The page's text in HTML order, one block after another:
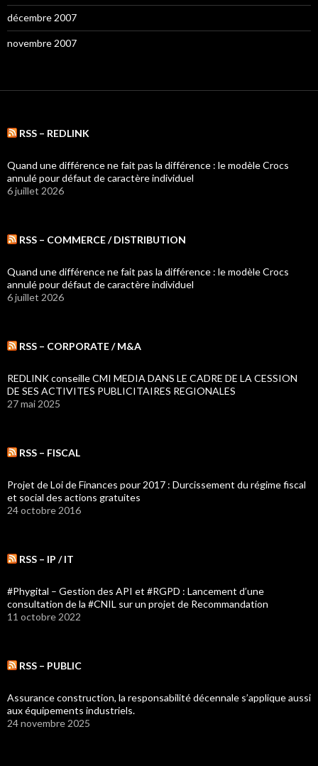
décembre 2007
novembre 2007
RSS – REDLINK
Quand une différence ne fait pas la différence : le modèle Crocs
annulé pour défaut de caractère individuel
6 juillet 2026
RSS – COMMERCE / DISTRIBUTION
Quand une différence ne fait pas la différence : le modèle Crocs
annulé pour défaut de caractère individuel
6 juillet 2026
RSS – CORPORATE / M&A
REDLINK conseille CMI MEDIA DANS LE CADRE DE LA CESSION
DE SES ACTIVITES PUBLICITAIRES REGIONALES
27 mai 2025
RSS – FISCAL
Projet de Loi de Finances pour 2017 : Durcissement du régime fiscal
et social des actions gratuites
24 octobre 2016
RSS – IP / IT
#Phygital – Gestion des API et #RGPD : Lancement d’une
consultation de la #CNIL sur un projet de Recommandation
11 octobre 2022
RSS – PUBLIC
Assurance construction, la responsabilité décennale s’applique aussi
aux équipements industriels.
24 novembre 2025